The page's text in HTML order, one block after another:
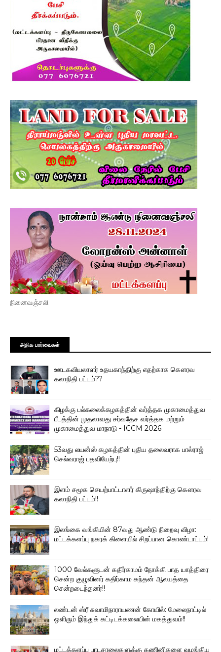
நினைவஞ்சலி
அதிக பார்வைகள்
ஊடகவியலாளர் உதயகாந்திற்கு எதற்காக கௌரவ
கலாநிதி பட்டம்??
கிழக்கு பல்கலைக்கழகத்தின் வர்த்தக முகாமைத்துவ
பீடத்தின் முதலாவது சர்வதேச வர்த்தக மற்றும்
முகாமைத்துவ மாநாடு - ICCM 2026
53வது லயன்ஸ் கழகத்தின் புதிய தலைவராக பால்ராஜ்
செல்வராஜ் பதவியேற்பு!!
இளம் சமூக செயற்பாட்டாளர் கிருஷாந்திற்கு கௌரவ
கலாநிதி பட்டம்!!
இலங்கை வங்கியின் 87வது ஆண்டு நிறைவு விழா:
மட்டக்களப்பு நகரக் கிளையில் சிறப்பான கொண்டாட்டம்!
1000 வேல்களுடன் கதிர்காமம் நோக்கி பாத யாத்திரை
சென்ற குழுவினர் கதிர்காம கந்தன் ஆலயத்தை
சென்றடைந்தனர்!!
லண்டன் ஸ்ரீ சுவாமிநாராயணன் கோயில்: மேலைநாட்டில்
ஒளிரும் இந்துக் கட்டிடக்கலையின் மகத்துவம்!!
மட்டக்களப்பு பாடசாலைகளுக்கு கணினிகளை வழங்கிய